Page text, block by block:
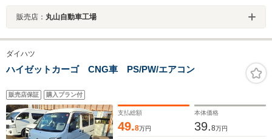
販売店： 丸山自動車工場
ダイハツ
ハイゼットカーゴ CNG車 PS/PW/エアコン
販売店保証 購入プラン付
支払総額
49.8万円
本体価格
39.8万円